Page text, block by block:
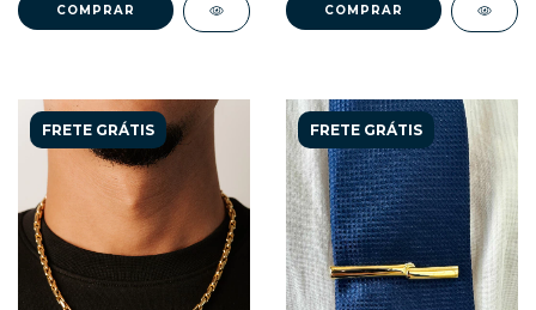
COMPRAR COMPRAR
FRETE GRÁTIS FRETE GRÁTIS